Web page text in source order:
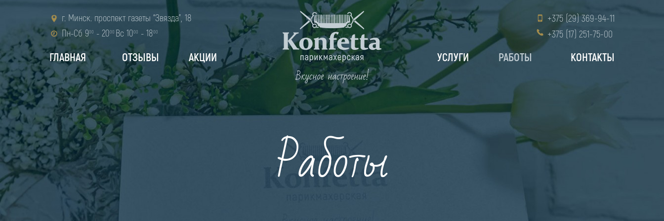
г. Минск. проспект газеты “Звязда”, 18
Пн-Сб 900 - 2000 Вс 1000 - 1800
+375 (29) 369-94-11
+375 (17) 251-75-00
ГЛАВНАЯ ОТЗЫВЫ АКЦИИ УСЛУГИ РАБОТЫ КОНТАКТЫ
Работы